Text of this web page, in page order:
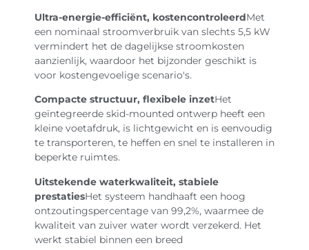
Ultra-energie-efficiënt, kostencontroleerdMet
een nominaal stroomverbruik van slechts 5,5 kW
vermindert het de dagelijkse stroomkosten
aanzienlijk, waardoor het bijzonder geschikt is
voor kostengevoelige scenario's.
Compacte structuur, flexibele inzetHet
geïntegreerde skid-mounted ontwerp heeft een
kleine voetafdruk, is lichtgewicht en is eenvoudig
te transporteren, te heffen en snel te installeren in
beperkte ruimtes.
Uitstekende waterkwaliteit, stabiele
prestatiesHet systeem handhaaft een hoog
ontzoutingspercentage van 99,2%, waarmee de
kwaliteit van zuiver water wordt verzekerd. Het
werkt stabiel binnen een breed